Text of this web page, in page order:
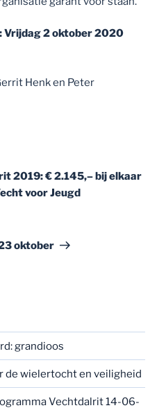
Vrijdag 2 oktober 2020
Henk en Peter
2019: € 2.145,– bij elkaar
voor Jeugd
oktober
grandioos
de wielertocht en veiligheid
Vechtdalrit 14-06-